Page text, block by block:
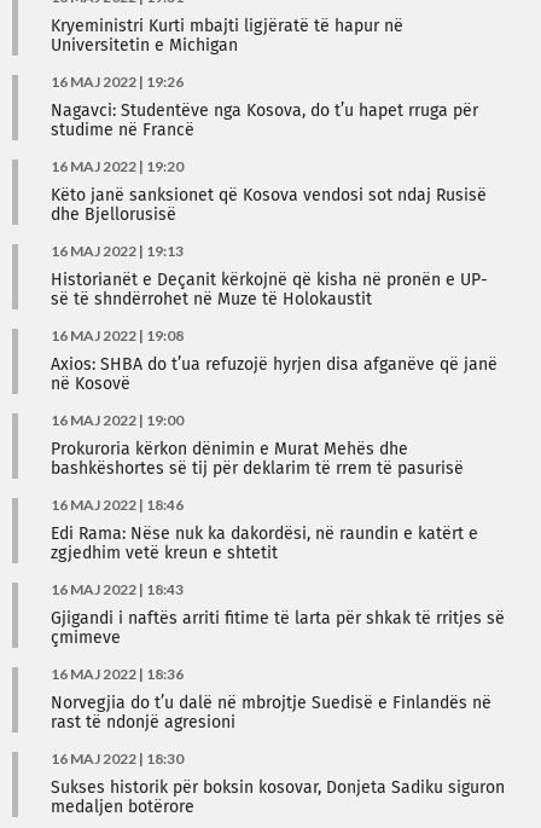
Kryeministri Kurti mbajti ligjëratë të hapur në
Universitetin e Michigan
16 MAJ 2022 | 19:26
Nagavci: Studentëve nga Kosova, do t’u hapet rruga për
studime në Francë
16 MAJ 2022 | 19:20
Këto janë sanksionet që Kosova vendosi sot ndaj Rusisë
dhe Bjellorusisë
16 MAJ 2022 | 19:13
Historianët e Deçanit kërkojnë që kisha në pronën e UP-
së të shndërrohet në Muze të Holokaustit
16 MAJ 2022 | 19:08
Axios: SHBA do t’ua refuzojë hyrjen disa afganëve që janë
në Kosovë
16 MAJ 2022 | 19:00
Prokuroria kërkon dënimin e Murat Mehës dhe
bashkëshortes së tij për deklarim të rrem të pasurisë
16 MAJ 2022 | 18:46
Edi Rama: Nëse nuk ka dakordësi, në raundin e katërt e
zgjedhim vetë kreun e shtetit
16 MAJ 2022 | 18:43
Gjigandi i naftës arriti fitime të larta për shkak të rritjes së
çmimeve
16 MAJ 2022 | 18:36
Norvegjia do t’u dalë në mbrojtje Suedisë e Finlandës në
rast të ndonjë agresioni
16 MAJ 2022 | 18:30
Sukses historik për boksin kosovar, Donjeta Sadiku siguron
medaljen botërore